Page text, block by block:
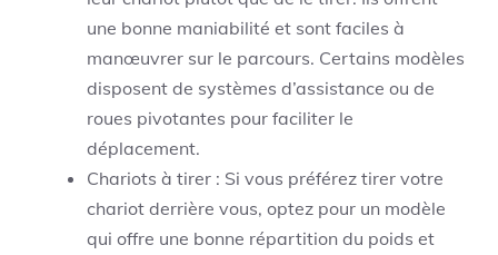
une bonne maniabilité et sont faciles à
manœuvrer sur le parcours. Certains modèles
disposent de systèmes d’assistance ou de
roues pivotantes pour faciliter le
déplacement.
Chariots à tirer : Si vous préférez tirer votre
chariot derrière vous, optez pour un modèle
qui offre une bonne répartition du poids et